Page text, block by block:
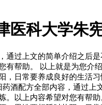
医科大学朱
通过上文的简单介绍之后
有帮助。 以上就是为您
日常要养成良好的生活
酒配方全部内容，通过
。以上内容希望对您有帮